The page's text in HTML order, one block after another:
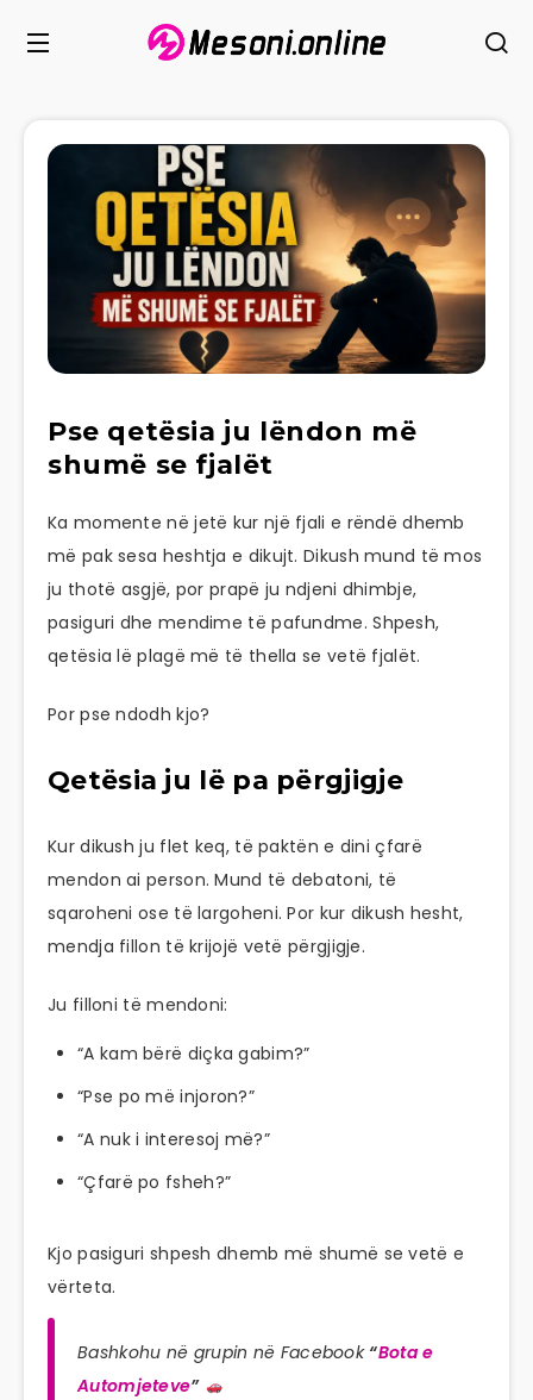
Pse qetësia ju lëndon më
shumë se fjalët
Ka momente në jetë kur një fjali e rëndë dhemb
më pak sesa heshtja e dikujt. Dikush mund të mos
ju thotë asgjë, por prapë ju ndjeni dhimbje,
pasiguri dhe mendime të pafundme. Shpesh,
qetësia lë plagë më të thella se vetë fjalët.
Por pse ndodh kjo?
Qetësia ju lë pa përgjigje
Kur dikush ju flet keq, të paktën e dini çfarë
mendon ai person. Mund të debatoni, të
sqaroheni ose të largoheni. Por kur dikush hesht,
mendja fillon të krijojë vetë përgjigje.
Ju filloni të mendoni:
“A kam bërë diçka gabim?”
“Pse po më injoron?”
“A nuk i interesoj më?”
“Çfarë po fsheh?”
Kjo pasiguri shpesh dhemb më shumë se vetë e
vërteta.
Bashkohu në grupin në Facebook “Bota e
Automjeteve”